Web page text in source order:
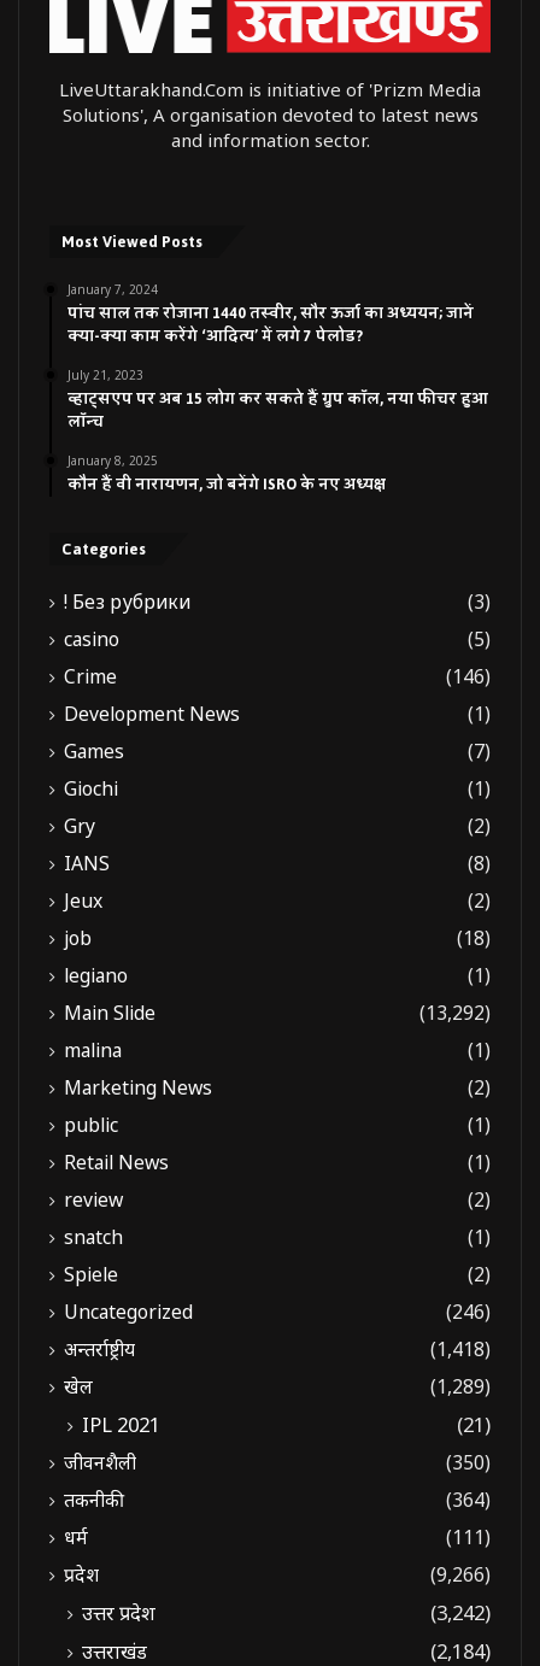
LiveUttarakhand.Com is initiative of 'Prizm Media
Solutions', A organisation devoted to latest news
and information sector.
Most Viewed Posts
January 7, 2024
पांच साल तक रोजाना 1440 तस्वीर, सौर ऊर्जा का अध्ययन; जानें
क्या-क्या काम करेंगे ‘आदित्य’ में लगे 7 पेलोड?
July 21, 2023
व्हाट्सएप पर अब 15 लोग कर सकते हैं ग्रुप कॉल, नया फीचर हुआ
लॉन्च
January 8, 2025
कौन हैं वी नारायणन, जो बनेंगे ISRO के नए अध्यक्ष
Categories
! Без рубрики
(3)
casino
(5)
Crime
(146)
Development News
(1)
Games
(7)
Giochi
(1)
Gry
(2)
IANS
(8)
Jeux
(2)
job
(18)
legiano
(1)
Main Slide
(13,292)
malina
(1)
Marketing News
(2)
public
(1)
Retail News
(1)
review
(2)
snatch
(1)
Spiele
(2)
Uncategorized
(246)
अन्तर्राष्ट्रीय
(1,418)
खेल
(1,289)
IPL 2021 (21)
जीवनशैली
(350)
तकनीकी
(364)
धर्म
(111)
प्रदेश
(9,266)
उत्तर प्रदेश
(3,242)
उत्तराखंड
(2,184)